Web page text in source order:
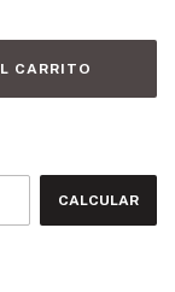
CALCULAR